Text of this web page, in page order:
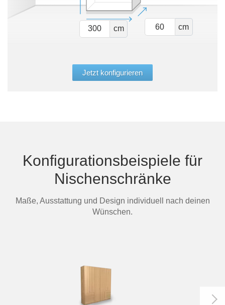
cm cm
Jetzt konfigurieren
Konfigurationsbeispiele für
Nischenschränke
Maße, Ausstattung und Design individuell nach deinen
Wünschen.